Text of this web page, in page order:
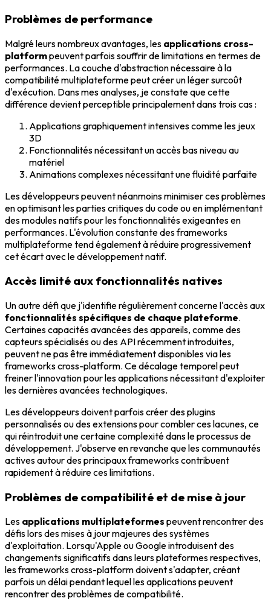
Problèmes de performance
Malgré leurs nombreux avantages, les applications cross-
platformpeuvent parfois souffrir de limitations en termes de
performances. La couche d'abstraction nécessaire à la
compatibilité multiplateforme peut créer un léger surcoût
d'exécution. Dans mes analyses, je constate que cette
différence devient perceptible principalement dans trois cas :
Applications graphiquement intensives comme les jeux
3D
Fonctionnalités nécessitant un accès bas niveau au
matériel
Animations complexes nécessitant une fluidité parfaite
Les développeurs peuvent néanmoins minimiser ces problèmes
en optimisant les parties critiques du code ou en implémentant
des modules natifs pour les fonctionnalités exigeantes en
performances. L'évolution constante des frameworks
multiplateforme tend également à réduire progressivement
cet écart avec le développement natif.
Accès limité aux fonctionnalités natives
Un autre défi que j'identifie régulièrement concerne l'accès aux
fonctionnalités spécifiques de chaque plateforme.
Certaines capacités avancées des appareils, comme des
capteurs spécialisés ou des API récemment introduites,
peuvent ne pas être immédiatement disponibles via les
frameworks cross-platform. Ce décalage temporel peut
freiner l'innovation pour les applications nécessitant d'exploiter
les dernières avancées technologiques.
Les développeurs doivent parfois créer des plugins
personnalisés ou des extensions pour combler ces lacunes, ce
qui réintroduit une certaine complexité dans le processus de
développement. J'observe en revanche que les communautés
actives autour des principaux frameworks contribuent
rapidement à réduire ces limitations.
Problèmes de compatibilité et de mise à jour
Les applications multiplateformes peuvent rencontrer des
défis lors des mises à jour majeures des systèmes
d'exploitation. Lorsqu'Apple ou Google introduisent des
changements significatifs dans leurs plateformes respectives,
les frameworks cross-platform doivent s'adapter, créant
parfois un délai pendant lequel les applications peuvent
rencontrer des problèmes de compatibilité.